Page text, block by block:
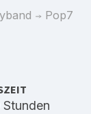
Pop7
Stunden